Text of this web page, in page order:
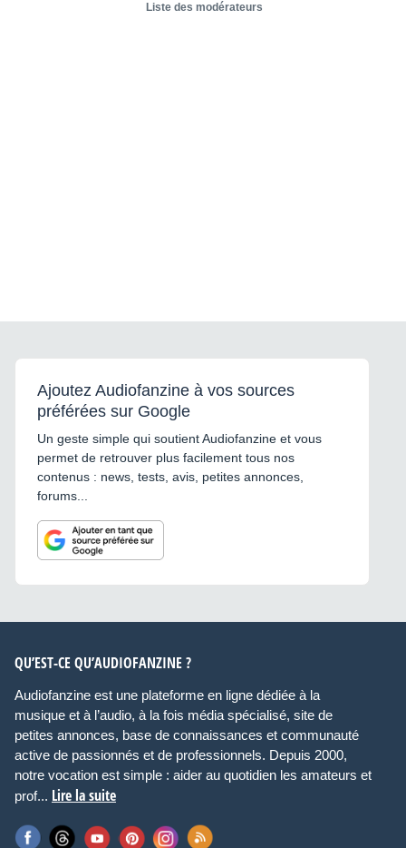
Liste des modérateurs
Ajoutez Audiofanzine à vos sources
préférées sur Google
Un geste simple qui soutient Audiofanzine et vous
permet de retrouver plus facilement tous nos
contenus : news, tests, avis, petites annonces,
forums...
QU’EST-CE QU’AUDIOFANZINE ?
Audiofanzine est une plateforme en ligne dédiée à la
musique et à l’audio, à la fois média spécialisé, site de
petites annonces, base de connaissances et communauté
active de passionnés et de professionnels. Depuis 2000,
notre vocation est simple : aider au quotidien les amateurs et
prof... Lire la suite